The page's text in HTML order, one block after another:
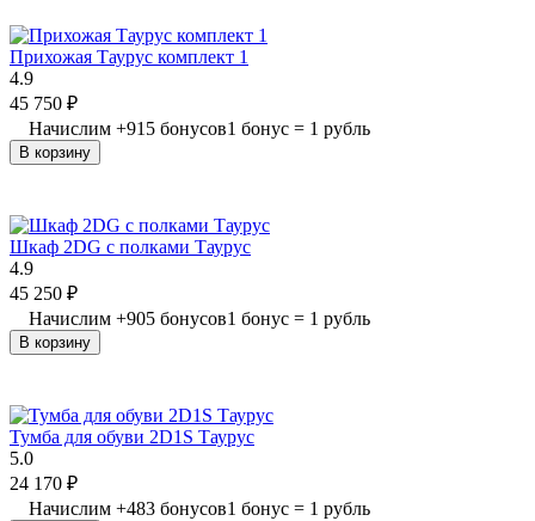
Прихожая Таурус комплект 1
4.9
45 750 ₽
Начислим +915 бонусов1 бонус = 1 рубль
В корзину
Шкаф 2DG с полками Таурус
4.9
45 250 ₽
Начислим +905 бонусов1 бонус = 1 рубль
В корзину
Тумба для обуви 2D1S Таурус
5.0
24 170 ₽
Начислим +483 бонусов1 бонус = 1 рубль